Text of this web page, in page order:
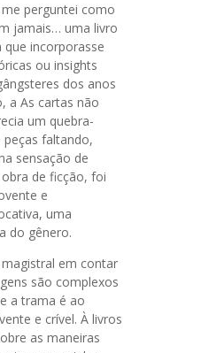
perguntei como
jamais… uma livro
que incorporasse
ou insights
dos anos
a As cartas não
um quebra-
peças faltando,
sensação de
de ficção, foi
e
uma
do gênero.
em contar
são complexos
a trama é ao
e crível. À livros
as maneiras